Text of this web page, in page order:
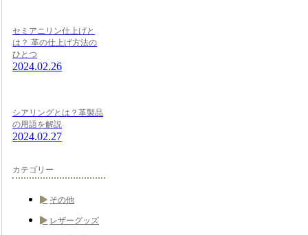
セミアニリン仕上げと
は？ 革の仕上げ方法の
ひとつ
2024.02.26
シアリングとは？革製品
の用語を解説
2024.02.27
カテゴリー
その他
レザーグッズ